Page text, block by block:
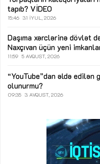
tapıb? VİDEO
15:46 31 İYUL, 2026
Daşıma xərclərinə dövlət
Naxçıvan üçün yeni
11:59 5 AVQUST, 2026
“YouTube”dan əldə
olunurmu?
09:35 3 AVQUST, 2026